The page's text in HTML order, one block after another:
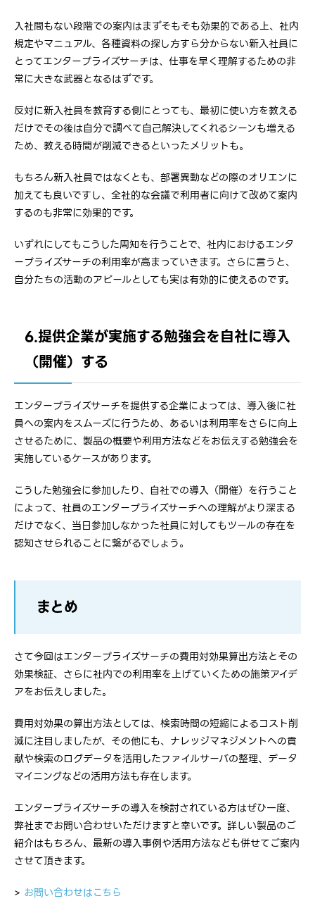
入社間もない段階での案内はまずそもそも効果的である上、社内
規定やマニュアル、各種資料の探し方すら分からない新入社員に
とってエンタープライズサーチは、仕事を早く理解するための非
常に大きな武器となるはずです。
反対に新入社員を教育する側にとっても、最初に使い方を教える
だけでその後は自分で調べて自己解決してくれるシーンも増える
ため、教える時間が削減できるといったメリットも。
もちろん新入社員ではなくとも、部署異動などの際のオリエンに
加えても良いですし、全社的な会議で利用者に向けて改めて案内
するのも非常に効果的です。
いずれにしてもこうした周知を行うことで、社内におけるエンタ
ープライズサーチの利用率が高まっていきます。さらに言うと、
自分たちの活動のアピールとしても実は有効的に使えるのです。
6.提供企業が実施する勉強会を自社に導入
（開催）する
エンタープライズサーチを提供する企業によっては、導入後に社
員への案内をスムーズに行うため、あるいは利用率をさらに向上
させるために、製品の概要や利用方法などをお伝えする勉強会を
実施しているケースがあります。
こうした勉強会に参加したり、自社での導入（開催）を行うこと
によって、社員のエンタープライズサーチへの理解がより深まる
だけでなく、当日参加しなかった社員に対してもツールの存在を
認知させられることに繋がるでしょう。
まとめ
さて今回はエンタープライズサーチの費用対効果算出方法とその
効果検証、さらに社内での利用率を上げていくための施策アイデ
アをお伝えしました。
費用対効果の算出方法としては、検索時間の短縮によるコスト削
減に注目しましたが、その他にも、ナレッジマネジメントへの貢
献や検索のログデータを活用したファイルサーバの整理、データ
マイニングなどの活用方法も存在します。
エンタープライズサーチの導入を検討されている方はぜひ一度、
弊社までお問い合わせいただけますと幸いです。詳しい製品のご
紹介はもちろん、最新の導入事例や活用方法なども併せてご案内
させて頂きます。
> お問い合わせはこちら